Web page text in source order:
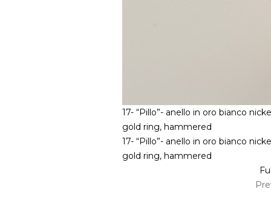
17- “Pillo”- anello in oro bianco
gold ring, hammered
17- “Pillo”- anello in oro bianco
gold ring, hammered